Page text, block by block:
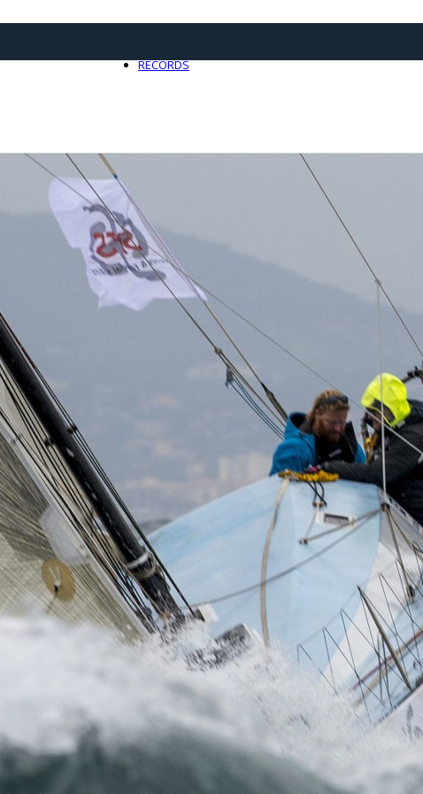
0
RECORDS
05Mai
Classe Ultim 32/23
Records, Trophée Jules Verne
Un nouveau Maxi Edmond de
Source
Gitana Team
8 mai 2025